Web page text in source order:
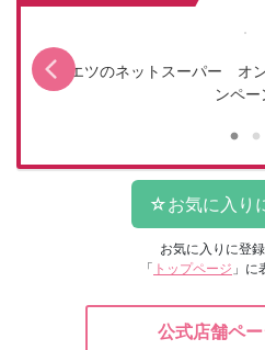
マルエツのネットスーパー オ
ンペー
お気に入りに登
「 トップページ 」に
公式店舗ペー